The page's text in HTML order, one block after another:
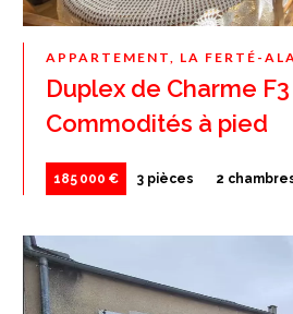
APPARTEMENT, LA FERTÉ-
Duplex de Charme
Commodités à pied
185 000 € 3 pièces 2